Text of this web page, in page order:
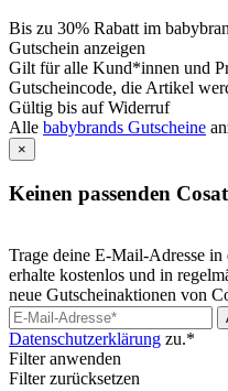
Bis zu 30% Rabatt im
Gutschein anzeigen
Gilt für alle Kund*innen und
Gutscheincode, die Artikel
Gültig bis auf Widerruf
Alle babybrands Gutscheine
×
Keinen passenden
Trage deine E-Mail-Adresse in
erhalte kostenlos und in
neue Gutscheinaktionen von
Datenschutzerklärung zu.*
Filter anwenden
Filter zurücksetzen